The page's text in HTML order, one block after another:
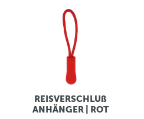
REISVERSCHLUß
ANHÄNGER | ROT